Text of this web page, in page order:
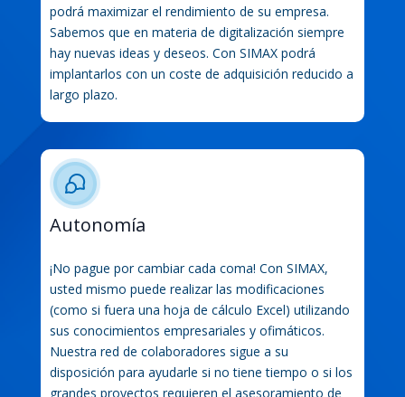
podrá maximizar el rendimiento de su empresa.
Sabemos que en materia de digitalización siempre
hay nuevas ideas y deseos. Con SIMAX podrá
implantarlos con un coste de adquisición reducido a
largo plazo.
Autonomía
¡No pague por cambiar cada coma! Con SIMAX,
usted mismo puede realizar las modificaciones
(como si fuera una hoja de cálculo Excel) utilizando
sus conocimientos empresariales y ofimáticos.
Nuestra red de colaboradores sigue a su
disposición para ayudarle si no tiene tiempo o si los
grandes proyectos requieren el asesoramiento de